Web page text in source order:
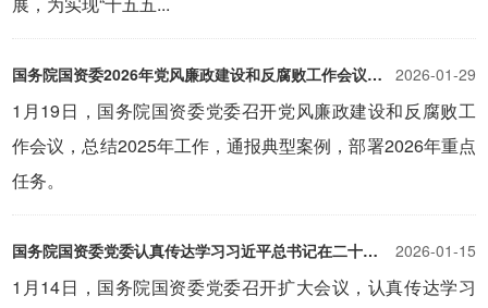
2026-01-29
国务院国资委2026年党风廉政建设和反腐败工作会议召开以全面从严治党新成效为国资央企“十五五”开好局起好步提供坚强保障
1月19日，国务院国资委党委召开党风廉政建设和反腐败工
作会议，总结2025年工作，通报典型案例，部署2026年重点
任务。
2026-01-15
国务院国资委党委认真传达学习习近平总书记在二十届中央纪委五次全会上的重要讲话精神坚决贯彻落实“三个更加”重要要求 坚定扎实推进国资央企全面从严治党
1月14日，国务院国资委党委召开扩大会议，认真传达学习